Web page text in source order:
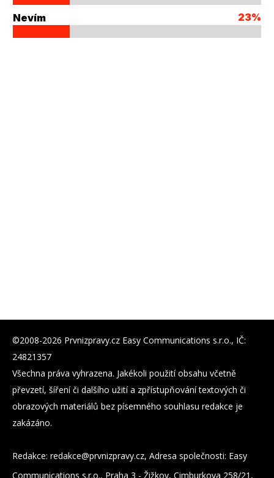
Nevím 23%
©2008-2026 Prvnizpravy.cz Easy Communications s.r.o., IČ:
24821357
Všechna práva vyhrazena. Jakékoli použití obsahu včetně
převzetí, šíření či dalšího užití a zpřístupňování textových či
obrazových materiálů bez písemného souhlasu redakce je
zakázáno.
Redakce: zc.yvarpzinvrp@eckader, Adresa společnosti: Easy
Communications s.r.o., Praha 3 - Žižkov, Cimburkova 258/21,